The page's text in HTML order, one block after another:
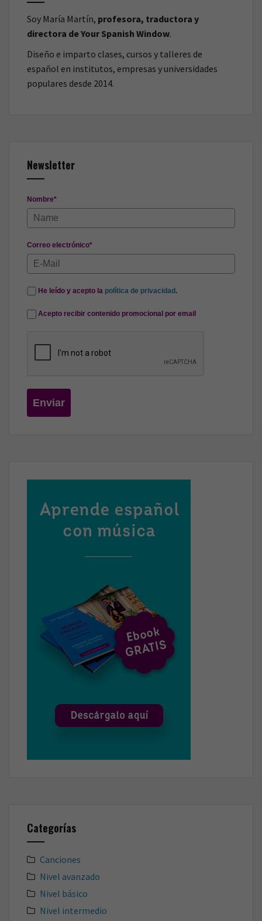
Soy María Martín, profesora, traductora y
directora de Your Spanish Window.
Diseño e imparto clases, cursos y talleres de
español en institutos, empresas y universidades
populares desde 2014.
Newsletter
Nombre*
Correo electrónico*
He leído y acepto la política de privacidad .
Acepto recibir contenido promocional por email
Enviar
Categorías
Canciones
Nivel avanzado
Nivel básico
Nivel intermedio